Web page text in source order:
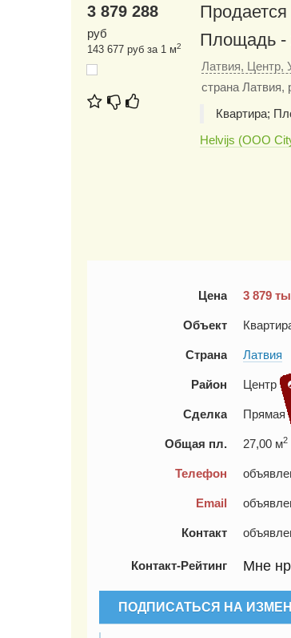
3 879 288
руб
143 677 руб за 1 м2
Площадь -
Латвия, Центр,
страна Латвия,
Квартира;
Helvijs (ООО
Цена 3 879
Объект
Страна Латвия
Район Центр
Сделка Прямая
Общая пл. 27,00 м2
Телефон
Email
Контакт
Контакт-Рейтинг Мне
ПОДПИСАТЬСЯ НА